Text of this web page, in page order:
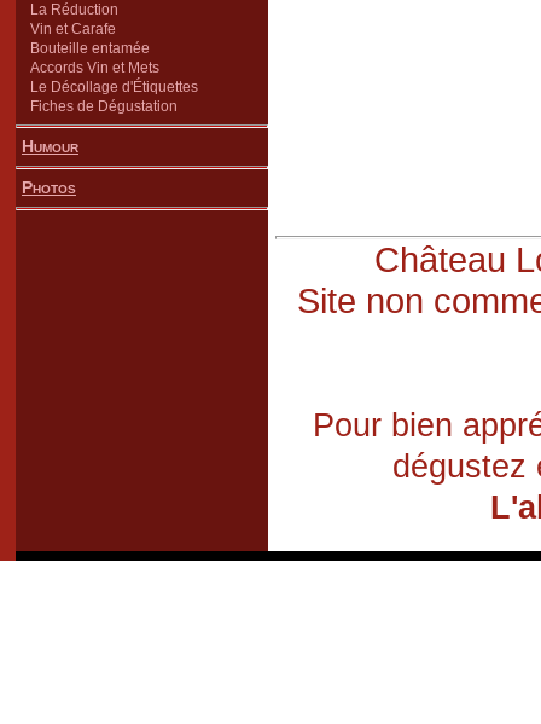
La Réduction
Vin et Carafe
Bouteille entamée
Accords Vin et Mets
Le Décollage d'Étiquettes
Fiches de Dégustation
Humour
Photos
Château
Site non
Pour bien
dégustez